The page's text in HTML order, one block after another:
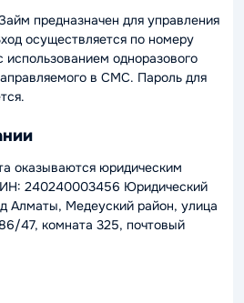
предназначен для управления
осуществляется по номеру
использованием одноразового
в СМС. Пароль для
оказываются юридическим
240240003456 Юридический
Алматы, Медеуский район, улица
47, комната 325, почтовый